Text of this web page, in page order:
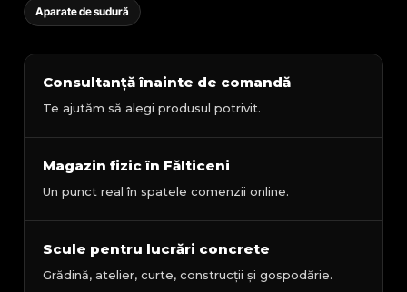
Aparate de sudură
Consultanță înainte de comandă
Te ajutăm să alegi produsul potrivit.
Magazin fizic în Fălticeni
Un punct real în spatele comenzii online.
Scule pentru lucrări concrete
Grădină, atelier, curte, construcții și gospodărie.